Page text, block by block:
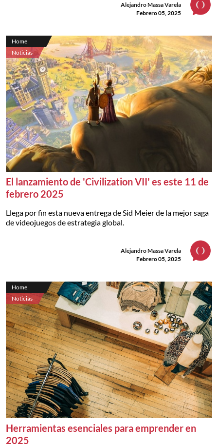
Alejandro Massa Varela
Febrero 05, 2025
Home
Noticias
El lanzamiento de 'Civilization VII' es este 11 de
febrero 2025
Llega por fin esta nueva entrega de Sid Meier de la mejor saga
de videojuegos de estrategia global.
Alejandro Massa Varela
Febrero 05, 2025
Home
Noticias
Herramientas esenciales para emprender en
2025